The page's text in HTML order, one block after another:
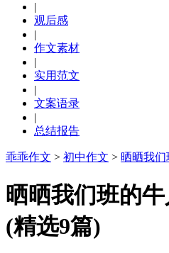
|
观后感
|
作文素材
|
实用范文
|
文案语录
|
总结报告
乖乖作文 > 初中作文 > 晒晒我们
晒晒我们班的
(精选9篇)